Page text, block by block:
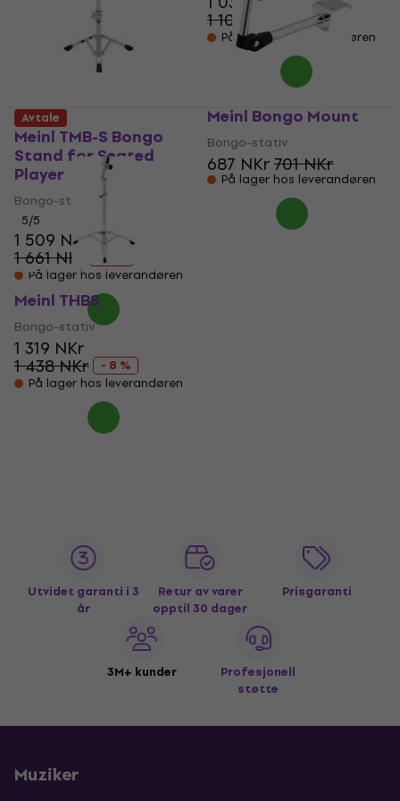
1 102 NKr
- 6 %
På lager hos leverandøren
Meinl TMB-S Bongo
Stand for Seated
Player
Bongo-stativ
5/5
1 509 NKr
1 661 NKr
- 9 %
På lager hos leverandøren
Meinl Bongo Mount
Bongo-stativ
687 NKr701 NKr
På lager hos leverandøren
Avtale
Meinl THBS
Bongo-stativ
1 319 NKr
1 438 NKr
- 8 %
På lager hos leverandøren
Utvidet garanti i 3
år
Retur av varer
opptil 30 dager
Prisgaranti
3M+ kunder
Profesjonell
støtte
Muziker